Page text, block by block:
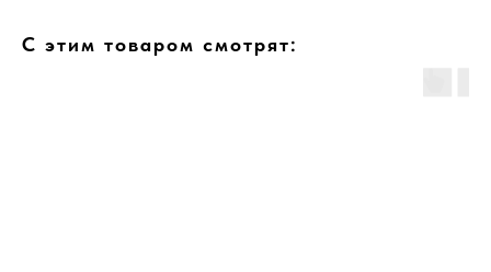
С этим товаром смотрят: